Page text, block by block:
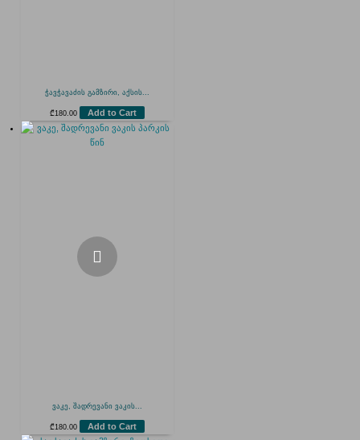
ჭავჭავაძის გამზირი, აქსის...
₾180.00 Add to Cart
ვაკე, შადრევანი ვაკის...
₾180.00 Add to Cart